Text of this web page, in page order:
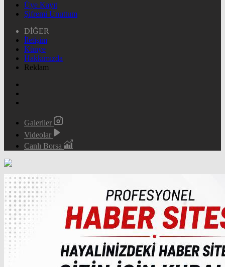
Üye Kayıt
Şifremi Unuttum
DİĞER
İletişim
Künye
Hakkımızda
Reklam
Galeriler
Videolar
Canlı Borsa